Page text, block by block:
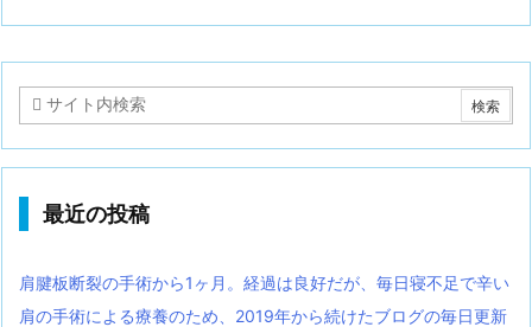
最近の投稿
肩腱板断裂の手術から1ヶ月。経過は良好だが、毎日寝不足で辛い
肩の手術による療養のため、2019年から続けたブログの毎日更新